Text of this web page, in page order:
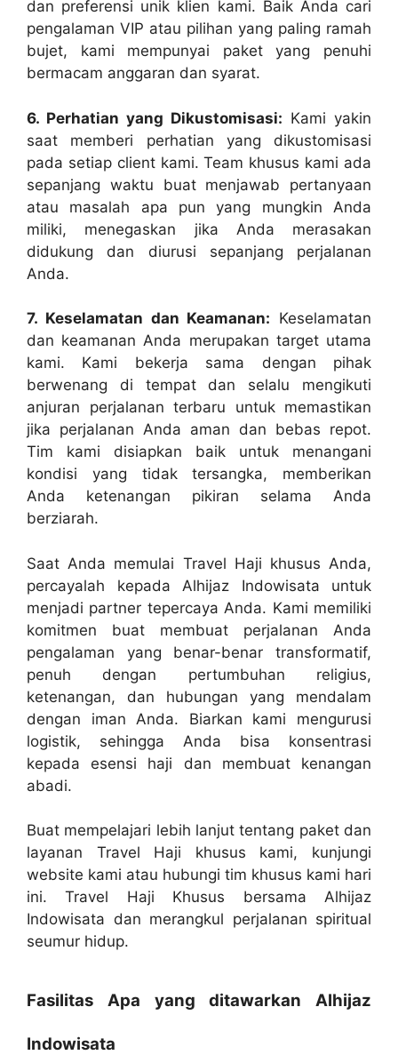
dan preferensi unik klien kami. Baik Anda cari
pengalaman VIP atau pilihan yang paling ramah
bujet, kami mempunyai paket yang penuhi
bermacam anggaran dan syarat.
6. Perhatian yang Dikustomisasi: Kami yakin
saat memberi perhatian yang dikustomisasi
pada setiap client kami. Team khusus kami ada
sepanjang waktu buat menjawab pertanyaan
atau masalah apa pun yang mungkin Anda
miliki, menegaskan jika Anda merasakan
didukung dan diurusi sepanjang perjalanan
Anda.
7. Keselamatan dan Keamanan: Keselamatan
dan keamanan Anda merupakan target utama
kami. Kami bekerja sama dengan pihak
berwenang di tempat dan selalu mengikuti
anjuran perjalanan terbaru untuk memastikan
jika perjalanan Anda aman dan bebas repot.
Tim kami disiapkan baik untuk menangani
kondisi yang tidak tersangka, memberikan
Anda ketenangan pikiran selama Anda
berziarah.
Saat Anda memulai Travel Haji khusus Anda,
percayalah kepada Alhijaz Indowisata untuk
menjadi partner tepercaya Anda. Kami memiliki
komitmen buat membuat perjalanan Anda
pengalaman yang benar-benar transformatif,
penuh dengan pertumbuhan religius,
ketenangan, dan hubungan yang mendalam
dengan iman Anda. Biarkan kami mengurusi
logistik, sehingga Anda bisa konsentrasi
kepada esensi haji dan membuat kenangan
abadi.
Buat mempelajari lebih lanjut tentang paket dan
layanan Travel Haji khusus kami, kunjungi
website kami atau hubungi tim khusus kami hari
ini. Travel Haji Khusus bersama Alhijaz
Indowisata dan merangkul perjalanan spiritual
seumur hidup.
Fasilitas Apa yang ditawarkan Alhijaz
Indowisata